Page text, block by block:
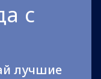
с
лучшие